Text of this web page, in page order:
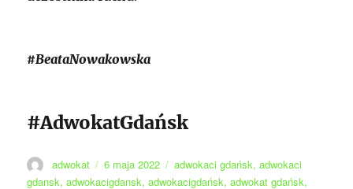
#BeataNowakowska
#AdwokatGdańsk
Autor
adwokat
Data
publikacji
6 maja 2022 Tagi
adwokaci gdańsk,adwokaci
gdansk,adwokacigdansk,adwokacigdańsk,adwokat gdańsk,